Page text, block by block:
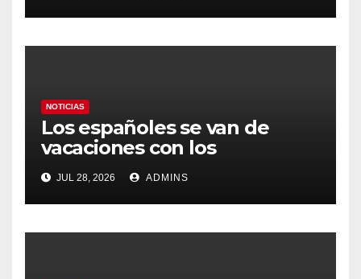
gobierno
NOTICIAS
Los españoles se van de
vacaciones con los
carburantes hasta un 21%
más caros que el año pasado
y los hoteles disparados
JUL 28, 2026 ADMINS